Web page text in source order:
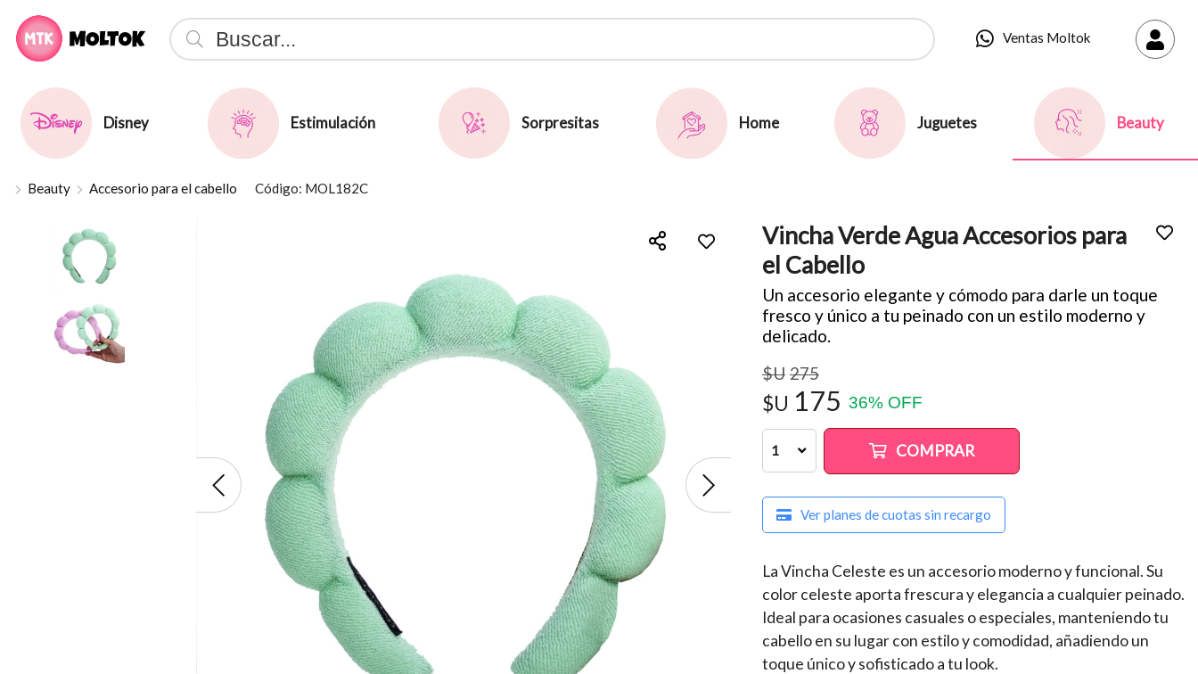
Compartir por email
Ventas Moltok
Disney Estimulación Sorpresitas Home Juguetes Beauty
Beauty Accesorio para el cabello Código: MOL182C
Vincha Verde Agua Accesorios para
el Cabello
Un accesorio elegante y cómodo para darle un toque
fresco y único a tu peinado con un estilo moderno y
delicado.
$U 275
$U 175 36% OFF
1 COMPRAR
Ver planes de cuotas sin recargo
La Vincha Celeste es un accesorio moderno y funcional. Su
color celeste aporta frescura y elegancia a cualquier peinado.
Ideal para ocasiones casuales o especiales, manteniendo tu
cabello en su lugar con estilo y comodidad, añadiendo un
toque único y sofisticado a tu look.